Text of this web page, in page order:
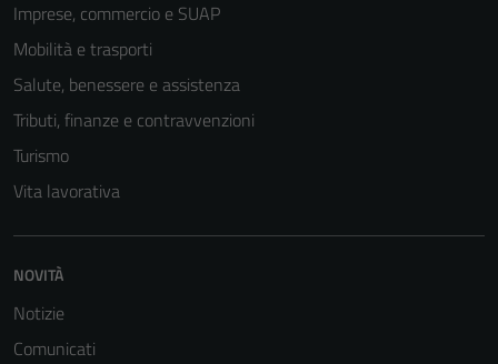
Imprese, commercio e SUAP
Mobilità e trasporti
Salute, benessere e assistenza
Tributi, finanze e contravvenzioni
Turismo
Vita lavorativa
NOVITÀ
Notizie
Comunicati